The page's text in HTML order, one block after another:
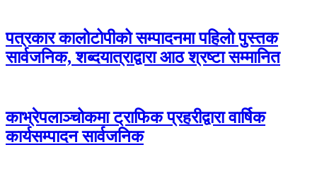
पत्रकार कालोटोपीको सम्पादनमा पहिलो पुस्तक
सार्वजनिक, शब्दयात्राद्वारा आठ श्रष्टा सम्मानित
काभ्रेपलाञ्चोकमा ट्राफिक प्रहरीद्वारा वार्षिक
कार्यसम्पादन सार्वजनिक